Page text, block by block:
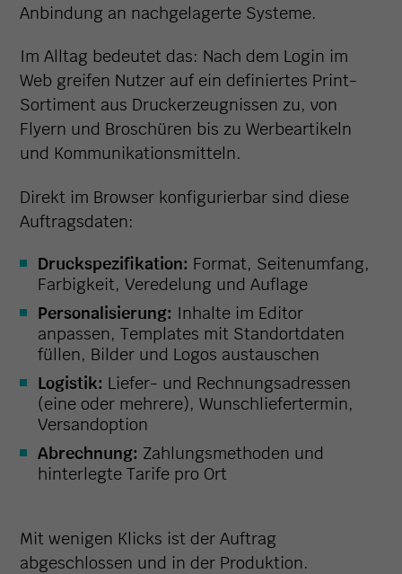
Anbindung an nachgelagerte Systeme.
Im Alltag bedeutet das: Nach dem Login im
Web greifen Nutzer auf ein definiertes Print-
Sortiment aus Druckerzeugnissen zu, von
Flyern und Broschüren bis zu Werbeartikeln
und Kommunikationsmitteln.
Direkt im Browser konfigurierbar sind diese
Auftragsdaten:
Druckspezifikation: Format, Seitenumfang,
Farbigkeit, Veredelung und Auflage
Personalisierung: Inhalte im Editor
anpassen, Templates mit Standortdaten
füllen, Bilder und Logos austauschen
Logistik: Liefer- und Rechnungsadressen
(eine oder mehrere), Wunschliefertermin,
Versandoption
Abrechnung: Zahlungsmethoden und
hinterlegte Tarife pro Ort
Mit wenigen Klicks ist der Auftrag
abgeschlossen und in der Produktion.